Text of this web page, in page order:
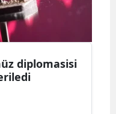
diplomasisi